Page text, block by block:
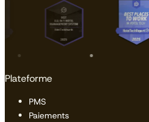
Plateforme
PMS
Paiements